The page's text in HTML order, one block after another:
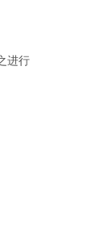
进行